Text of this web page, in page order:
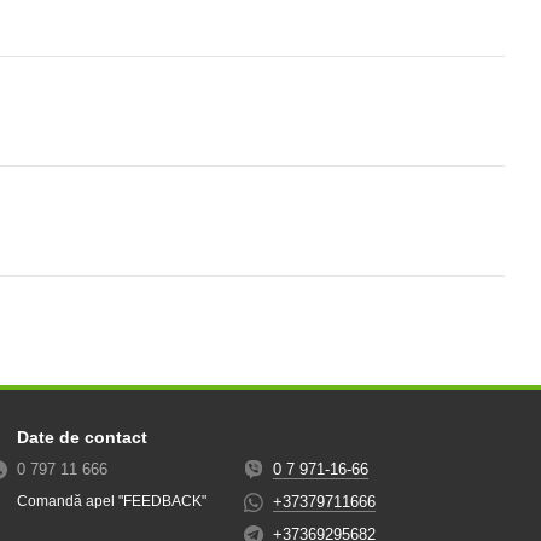
Date de contact
0 797 11 666
Comandă apel "FEEDBACK"
0 7 971-16-66
+37379711666
+37369295682